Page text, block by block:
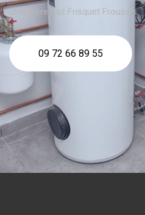
chaudière gaz Frisquet Frouzins
09 72 66 89 55